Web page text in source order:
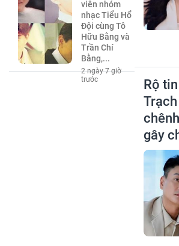
viên nhóm
nhạc Tiểu Hổ
Đội cùng Tô
Hữu Bằng và
Trần Chí
Bằng,...
2 ngày 7 giờ
trước
Rộ
gây